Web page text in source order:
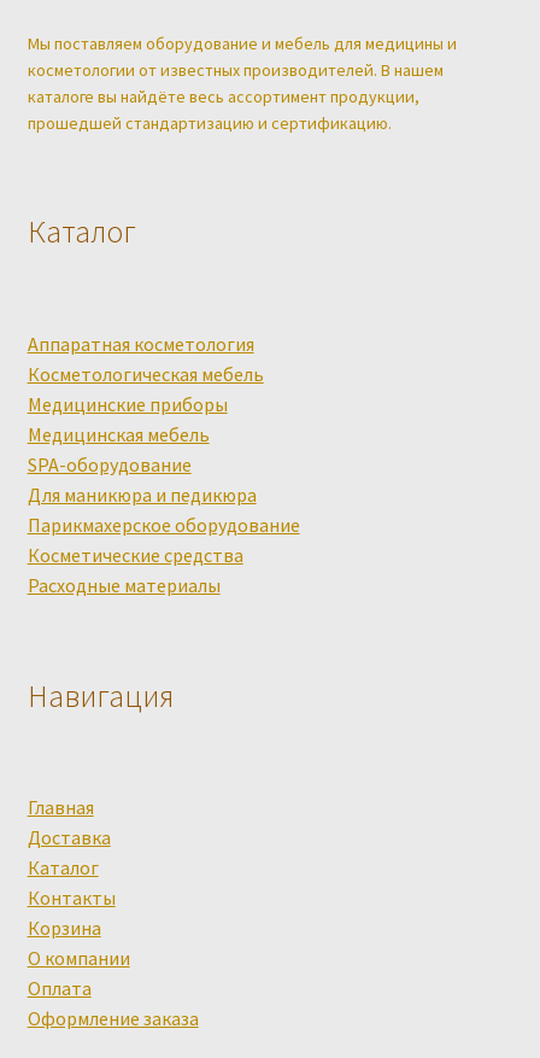
Мы поставляем оборудование и мебель для медицины и
косметологии от известных производителей. В нашем
каталоге вы найдёте весь ассортимент продукции,
прошедшей стандартизацию и сертификацию.
Каталог
Аппаратная косметология
Косметологическая мебель
Медицинские приборы
Медицинская мебель
SPA-оборудование
Для маникюра и педикюра
Парикмахерское оборудование
Косметические средства
Расходные материалы
Навигация
Главная
Доставка
Каталог
Контакты
Корзина
О компании
Оплата
Оформление заказа